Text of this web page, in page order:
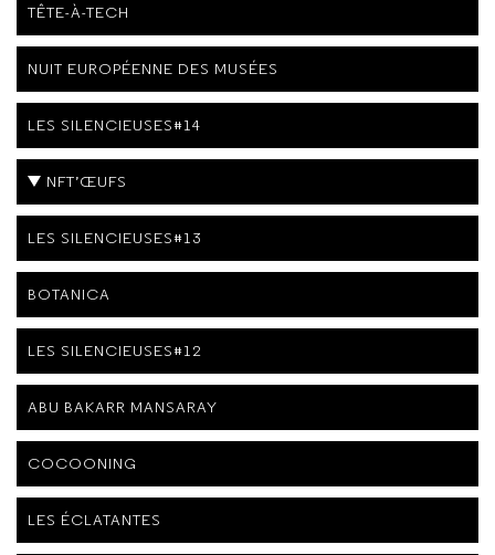
TÊTE-À-TECH
NUIT EUROPÉENNE DES MUSÉES
LES SILENCIEUSES#14
NFT’ŒUFS
LES SILENCIEUSES#13
BOTANICA
LES SILENCIEUSES#12
ABU BAKARR MANSARAY
COCOONING
LES ÉCLATANTES